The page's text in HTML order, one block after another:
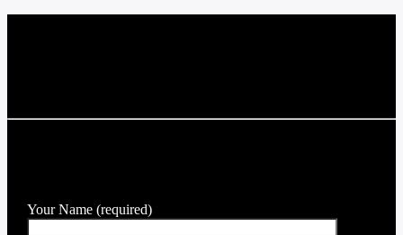
Your Name (required)